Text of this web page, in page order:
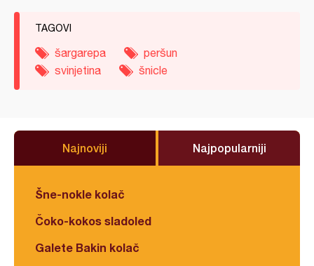
TAGOVI
šargarepa
peršun
svinjetina
šnicle
Najnoviji Najpopularniji
Šne-nokle kolač
Čoko-kokos sladoled
Galete Bakin kolač